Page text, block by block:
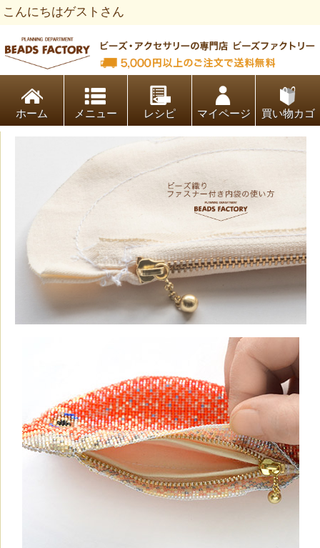
こんにちはゲストさん
ホーム レシピ マイページ 買い物カゴ